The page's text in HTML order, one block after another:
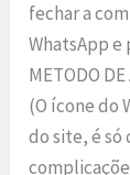
fechar a
WhatsApp e
METODO DE
(O ícone do
do site, é só